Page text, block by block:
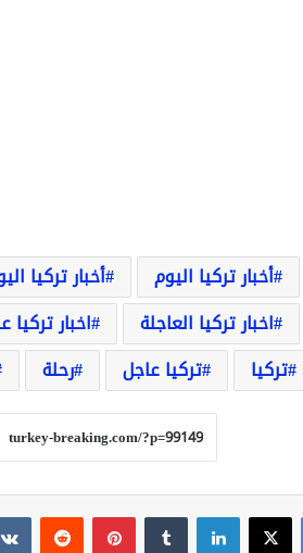
أخبار تركيا اليوم أخبار تركيا
اخبار تركيا العاجلة اخبار تركيا
تركيا تركيا عاجل رحلة
فيسبوك‫X لينكدإن بينتيريست